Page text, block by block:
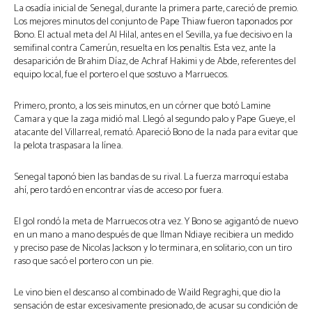
La osadía inicial de Senegal, durante la primera parte, careció de premio.
Los mejores minutos del conjunto de Pape Thiaw fueron taponados por
Bono. El actual meta del Al Hilal, antes en el Sevilla, ya fue decisivo en la
semifinal contra Camerún, resuelta en los penaltis. Esta vez, ante la
desaparición de Brahim Díaz, de Achraf Hakimi y de Abde, referentes del
equipo local, fue el portero el que sostuvo a Marruecos.
Primero, pronto, a los seis minutos, en un córner que botó Lamine
Camara y que la zaga midió mal. Llegó al segundo palo y Pape Gueye, el
atacante del Villarreal, remató. Apareció Bono de la nada para evitar que
la pelota traspasara la línea.
Senegal taponó bien las bandas de su rival. La fuerza marroquí estaba
ahí, pero tardó en encontrar vías de acceso por fuera.
El gol rondó la meta de Marruecos otra vez. Y Bono se agigantó de nuevo
en un mano a mano después de que Ilman Ndiaye recibiera un medido
y preciso pase de Nicolas Jackson y lo terminara, en solitario, con un tiro
raso que sacó el portero con un pie.
Le vino bien el descanso al combinado de Waild Regraghi, que dio la
sensación de estar excesivamente presionado, de acusar su condición de